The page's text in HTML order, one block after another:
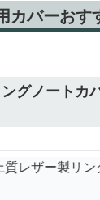
カバーおす
グノートカ